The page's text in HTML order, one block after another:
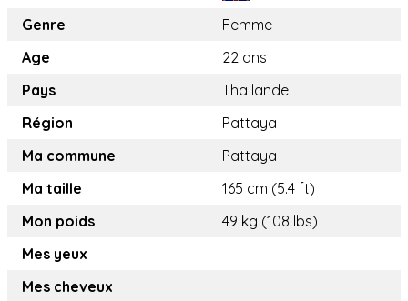
Genre
Femme
Age
22 ans
Pays
Thaïlande
Région
Pattaya
Ma commune
Pattaya
Ma taille
165 cm (5.4 ft)
Mon poids
49 kg (108 lbs)
Mes yeux
Mes cheveux